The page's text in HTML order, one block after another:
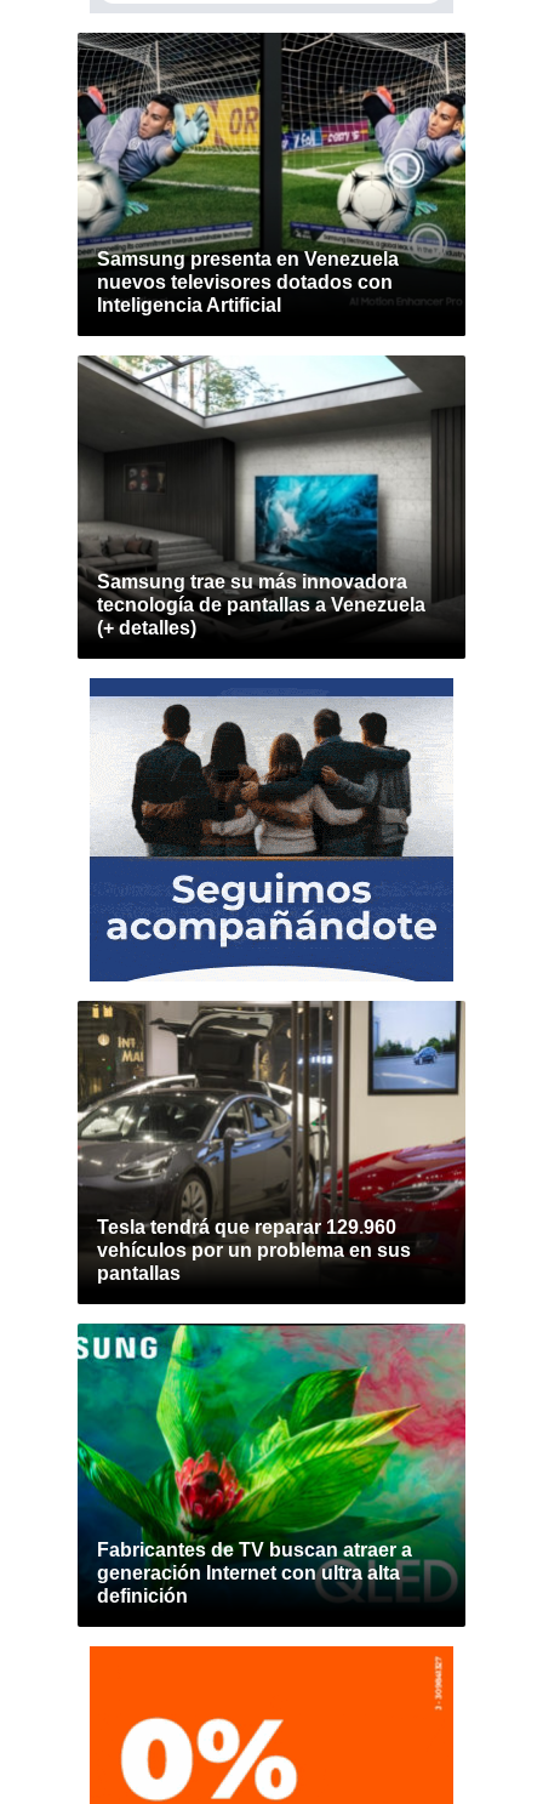
Samsung presenta en Venezuela
nuevos televisores dotados con
Inteligencia Artificial
Samsung trae su más innovadora
tecnología de pantallas a Venezuela
(+ detalles)
Tesla tendrá que reparar 129.960
vehículos por un problema en sus
pantallas
Fabricantes de TV buscan atraer a
generación Internet con ultra alta
definición